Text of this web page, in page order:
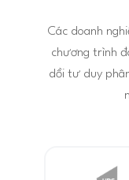
Các doanh
chương trình
dồi tư duy